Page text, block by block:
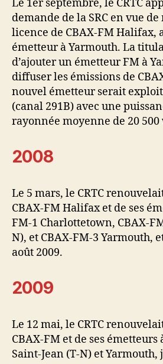
Le 1er septembre, le CRTC
demande de la SRC en vue
licence de CBAX-FM Halifax,
émetteur à Yarmouth. La
d’ajouter un émetteur FM à
diffuser les émissions de
nouvel émetteur serait
(canal 291B) avec une
rayonnée moyenne de 20 500
2008
Le 5 mars, le CRTC
CBAX-FM Halifax et de ses
FM-1 Charlottetown, CBAX-
N), et CBAX-FM-3 Yarmouth,
août 2009.
2009
Le 12 mai, le CRTC
CBAX-FM et de ses
Saint-Jean (T-N) et Yarmouth,